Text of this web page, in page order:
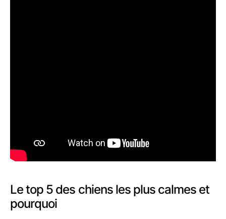
Le top 5 des chiens les plus calmes et
pourquoi